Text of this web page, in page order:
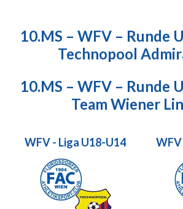
10.MS – WFV – Runde
Technopool
10.MS – WFV – Runde
Team Wiener
WFV - Liga U18-U14 WFV